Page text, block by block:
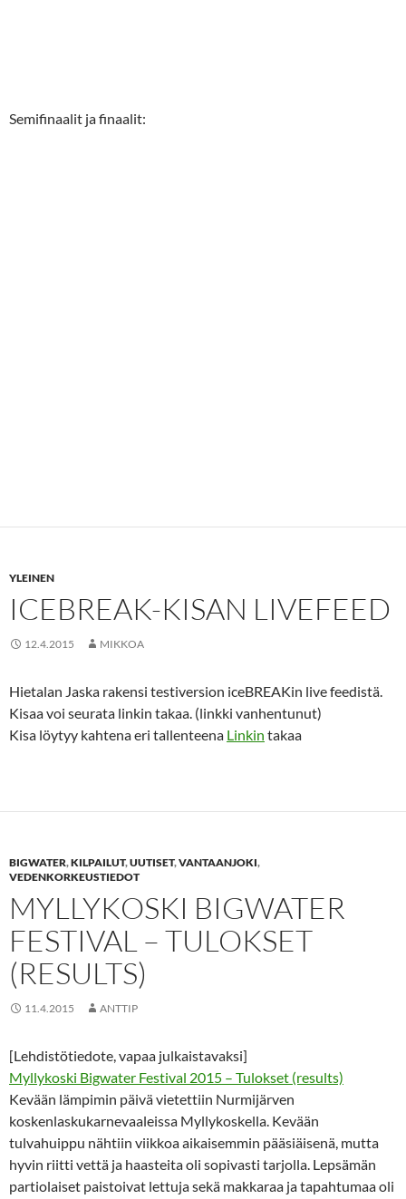
Semifinaalit ja finaalit:
YLEINEN
ICEBREAK-KISAN LIVEFEED
12.4.2015 MIKKOA
Hietalan Jaska rakensi testiversion iceBREAKin live feedistä.
Kisaa voi seurata linkin takaa. (linkki vanhentunut)
Kisa löytyy kahtena eri tallenteena Linkin takaa
BIGWATER,KILPAILUT,UUTISET,VANTAANJOKI,
VEDENKORKEUSTIEDOT
MYLLYKOSKI BIGWATER
FESTIVAL – TULOKSET
(RESULTS)
11.4.2015 ANTTIP
[Lehdistötiedote, vapaa julkaistavaksi]
Myllykoski Bigwater Festival 2015 – Tulokset (results)
Kevään lämpimin päivä vietettiin Nurmijärven
koskenlaskukarnevaaleissa Myllykoskella. Kevään
tulvahuippu nähtiin viikkoa aikaisemmin pääsiäisenä, mutta
hyvin riitti vettä ja haasteita oli sopivasti tarjolla. Lepsämän
partiolaiset paistoivat lettuja sekä makkaraa ja tapahtumaa oli